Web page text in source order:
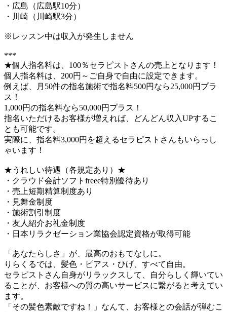
・広島（広島駅10分）
・川崎（川崎駅3分）
※レッスン中は収入が発生しません
***
★個人指名料は、100％セラピストさんの売上となります！
個人指名料は、200円～ご自身で自由に設定できます。
例えば、月50件の指名施術で指名料500円なら25,000円プラ
ス！
1,000円の指名料なら50,000円プラス！
指名いただけるお客様が増えれば、どんどん収入UPするこ
とも可能です。
実際に、指名料3,000円を超えるセラピストさんもいらっし
ゃいます！
★うれしい待遇（各規定あり）★
・クラウド会計ソフトfreee特別優待あり
・売上短期精算制度あり
・見舞金制度
・施術割引制度
・友人紹介お礼金制度
・日本リラクゼーション業協会認定資格が取得可能
「あなたらしさ」が、最高のおもてなしに。
りらくるでは、髪色・ピアス・ひげ、すべて自由。
セラピストさん自身がリラックスして、自分らしく輝いてい
ることが、お客様への質の高いサービスに繋がると考えてい
ます。
「その髪色素敵ですね！」なんて、お客様との会話が弾むこ